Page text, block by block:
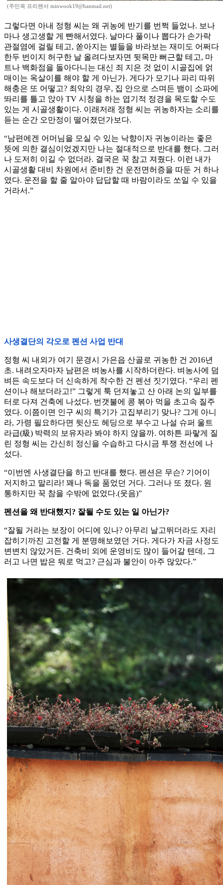
(주민욱 프리랜서 minwook19@hanmail.net)
그렇다면 아내 정형 씨는 왜 귀농에 반기를 번쩍 들었나. 보나
마나 생고생할 게 빤해서였다. 날마다 풀이나 뽑다가 손가락
관절염에 걸릴 테고, 쏟아지는 별들을 바라보는 재미도 어쩌다
한두 번이지 허구한 날 올려다보자면 뒷목만 뻐근할 테고, 마
트나 백화점을 돌아다니는 대신 죄 지은 것 없이 시골집에 얽
매이는 옥살이를 해야 할 게 아닌가. 게다가 모기나 파리 따위
해충은 또 어떻고? 최악의 경우, 집 안으로 스며든 뱀이 소파에
똬리를 틀고 앉아 TV 시청을 하는 엽기적 정경을 목도할 수도
있는 게 시골생활이다. 이래저래 정형 씨는 귀농하자는 소리를
듣는 순간 오만정이 떨어졌던가보다.
“남편에겐 어머님을 모실 수 있는 낙향이자 귀농이라는 좋은
뜻에 의한 결심이었겠지만 나는 절대적으로 반대를 했다. 그러
나 도저히 이길 수 없더라. 결국은 꾹 참고 져줬다. 이런 내가
시골생활 대비 차원에서 준비한 건 운전면허증을 따둔 거 하나
였다. 운전을 할 줄 알아야 답답할 때 바람이라도 쏘일 수 있을
거라서.”
사생결단의 각오로 펜션 사업 반대
정형 씨 내외가 여기 문경시 가은읍 산골로 귀농한 건 2016년
초. 내려오자마자 남편은 벼농사를 시작하더란다. 벼농사에 덤
벼든 속도보다 더 신속하게 착수한 건 펜션 짓기였다. “우리 펜
션이나 해보더라고!” 그렇게 툭 던져놓고 산 아래 논의 일부를
터로 다져 건축에 나섰다. 번갯불에 콩 볶아 먹을 초고속 질주
였다. 이쯤이면 인구 씨의 특기가 고집부리기 맞나? 그게 아니
라, 가령 필요하다면 뒷산도 헤딩으로 부수고 나설 슈퍼 울트
라급(級) 박력의 보유자라 봐야 하지 않을까. 여하튼 파랗게 질
린 정형 씨는 간신히 정신을 수습하고 다시금 투쟁 전선에 나
섰다.
“이번엔 사생결단을 하고 반대를 했다. 펜션은 무슨? 기어이
저지하고 말리라! 꽤나 독을 품었던 거다. 그러나 또 졌다. 원
통하지만 꾹 참을 수밖에 없었다.(웃음)”
펜션을 왜 반대했지? 잘될 수도 있는 일 아닌가?
“잘될 거라는 보장이 어디에 있나? 아무리 날고뛰더라도 자리
잡히기까진 고전할 게 분명해보였던 거다. 게다가 자금 사정도
변변치 않았거든. 건축비 외에 운영비도 많이 들어갈 텐데, 그
러고 나면 밥은 뭐로 먹고? 근심과 불안이 아주 많았다.”